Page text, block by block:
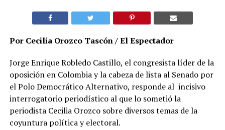
Por Cecilia Orozco Tascón / El Espectador
Jorge Enrique Robledo Castillo, el congresista líder de la
oposición en Colombia y la cabeza de lista al Senado por
el Polo Democrático Alternativo, responde al incisivo
interrogatorio periodístico al que lo sometió la
periodista Cecilia Orozco sobre diversos temas de la
coyuntura política y electoral.